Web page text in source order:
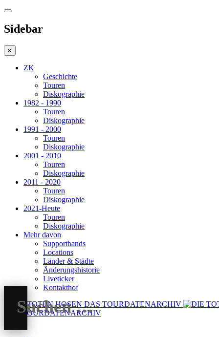
Sidebar
×
ZK
Geschichte
Touren
Diskographie
1982 - 1990
Touren
Diskographie
1991 - 2000
Touren
Diskographie
2001 - 2010
Touren
Diskographie
2011 - 2020
Touren
Diskographie
2021-Heute
Touren
Diskographie
Mehr davon
Supportbands
Locations
Länder & Städte
Änderungshistorie
Liveticker
Kontakthof
DAS TOURDATENARCHIV